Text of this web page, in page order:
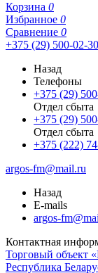
Корзина 0
Избранное 0
Сравнение 0
+375 (29) 500-02-30
Назад
Телефоны
+375 (29)
Отдел сбыта
+375 (29)
Отдел сбыта
+375 (222)
argos-fm@mail.ru
Назад
E-mails
argos-
Контактная
Торговый объект
Республика